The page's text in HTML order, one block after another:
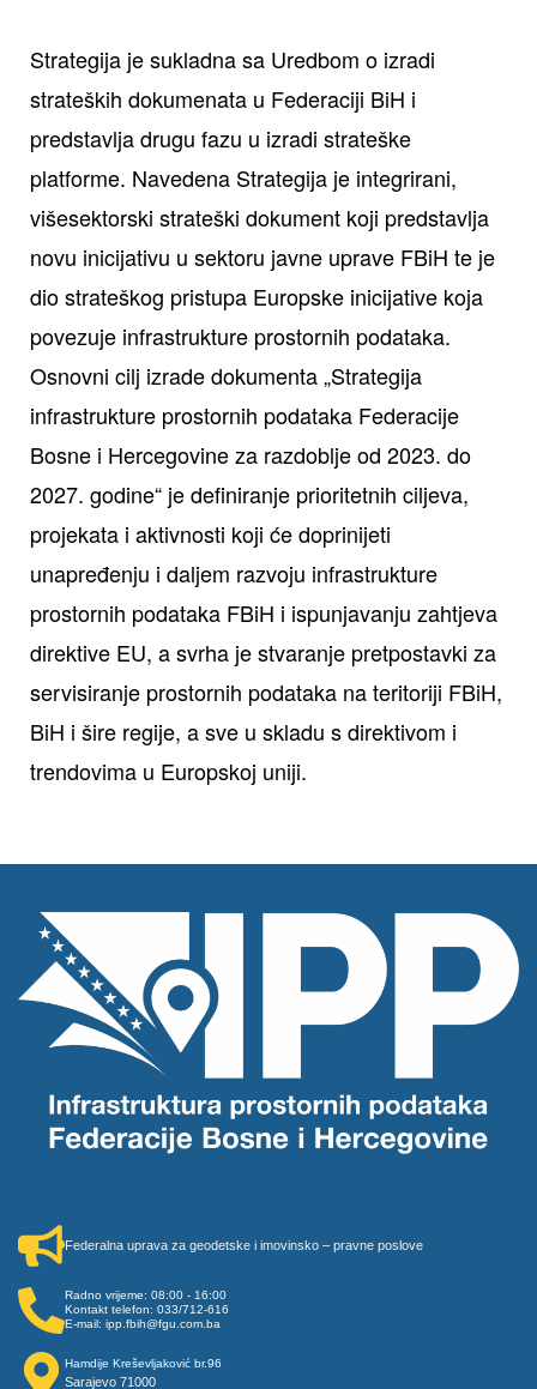
Strategija je sukladna sa Uredbom o izradi
strateških dokumenata u Federaciji BiH i
predstavlja drugu fazu u izradi strateške
platforme. Navedena Strategija je integrirani,
višesektorski strateški dokument koji predstavlja
novu inicijativu u sektoru javne uprave FBiH te je
dio strateškog pristupa Europske inicijative koja
povezuje infrastrukture prostornih podataka.
Osnovni cilj izrade dokumenta „Strategija
infrastrukture prostornih podataka Federacije
Bosne i Hercegovine za razdoblje od 2023. do
2027. godine“ je definiranje prioritetnih ciljeva,
projekata i aktivnosti koji će doprinijeti
unapređenju i daljem razvoju infrastrukture
prostornih podataka FBiH i ispunjavanju zahtjeva
direktive EU, a svrha je stvaranje pretpostavki za
servisiranje prostornih podataka na teritoriji FBiH,
BiH i šire regije, a sve u skladu s direktivom i
trendovima u Europskoj uniji.
Federalna uprava za geodetske i imovinsko – pravne poslove
Radno vrijeme: 08:00 - 16:00
Kontakt telefon: 033/712-616
E-mail: ipp.fbih@fgu.com.ba
Hamdije Kreševljaković br.96
Sarajevo 71000